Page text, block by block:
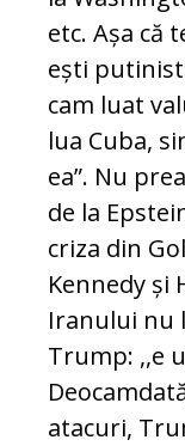
etc. Așa că
ești
cam luat
lua Cuba,
ea”. Nu
de la
criza din
Kennedy și
Iranului nu
Trump: ,,e
atacuri,